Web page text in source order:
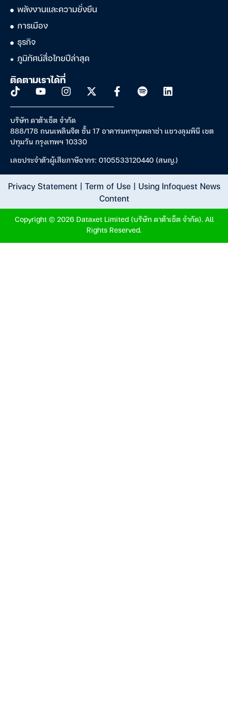
พลังงานและความยั่งยืน
การเมือง
ธุรกิจ
ภูมิทัศน์สื่อไทยปีล่าสุด
ติดตามเราได้ที่
บริษัท ดาต้าเซ็ต จำกัด
888/178 ถนนเพลินจิต ชั้น 17 อาคารมหาทุนพลาซ่า แขวงลุมพินี เขต
ปทุมวัน กรุงเทพฯ 10330
เลขประจำตัวผู้เสียภาษีอากร: 0105533120440 (สนญ.)
Privacy Statement| Term of Use| Using Infoquest News
Content
Copyright © 2026 Dataxet Limited (บริษัท ดาต้าเซ็ต จำกัด). All
Rights Reserved.